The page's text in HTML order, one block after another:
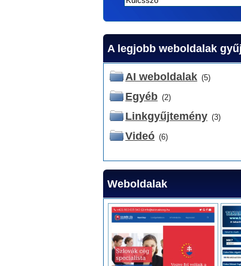
A legjobb weboldalak
AI weboldalak (5)
Egyéb (2)
Linkgyűjtemény (3)
Videó (6)
Weboldalak